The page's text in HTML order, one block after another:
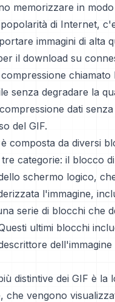
memorizzare in
di Internet,
immagini di alta
il download su
senza degradare la
dati
del GIF.
composta da diversi
categorie: il blocco
schermo logico,
l'immagine,
serie di blocchi che
ultimi blocchi
distintive dei GIF è la
che vengono